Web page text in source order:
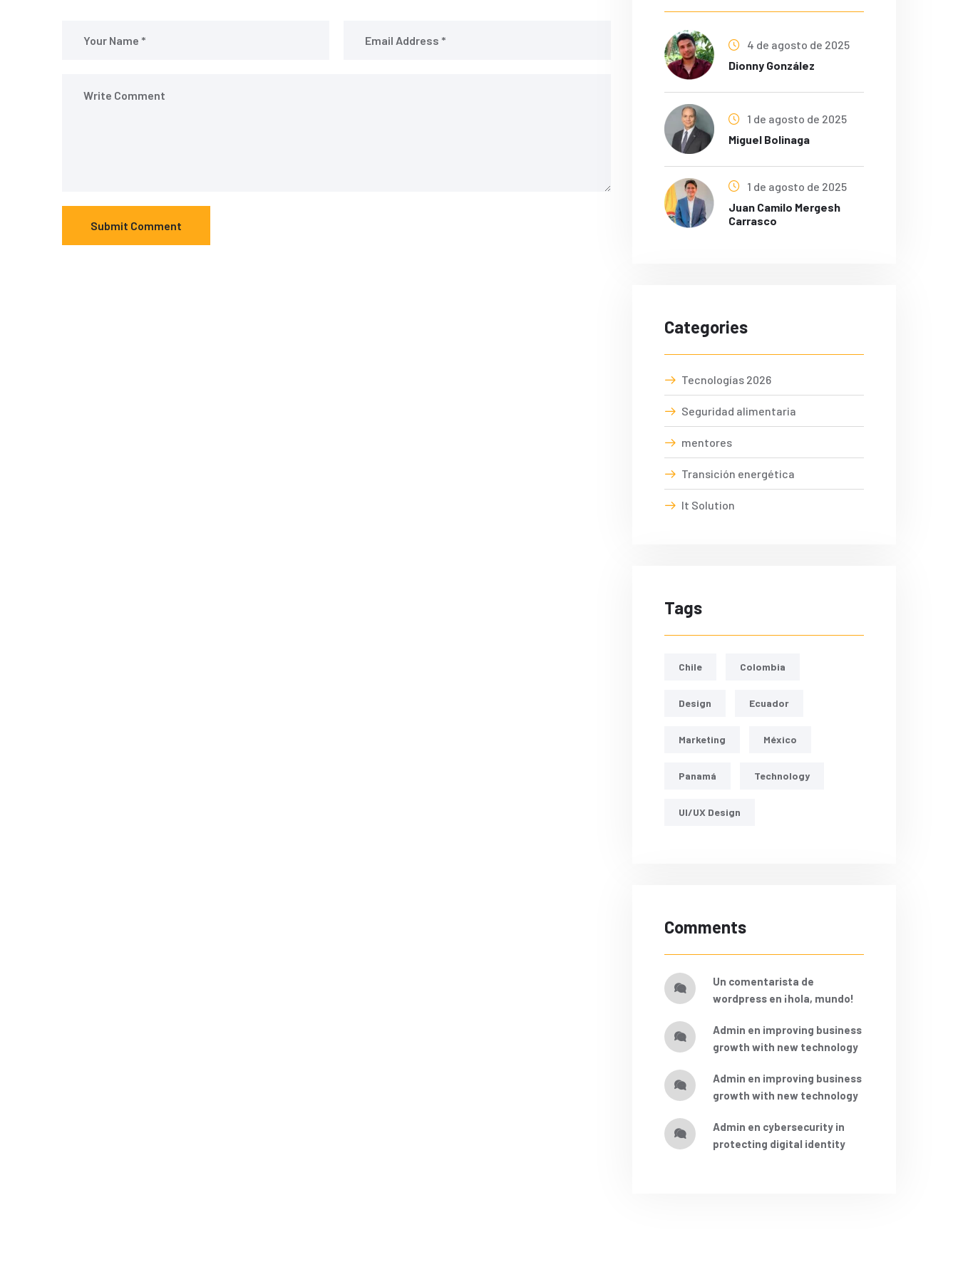
Submit Comment
4 de agosto de 2025
Dionny González
1 de agosto de 2025
Miguel Bolinaga
1 de agosto de 2025
Juan Camilo Mergesh
Carrasco
Categories
Tecnologías 2026
Seguridad alimentaria
mentores
Transición energética
It Solution
Tags
Chile Colombia
Design Ecuador
Marketing México
Panamá Technology
UI/UX Design
Comments
un comentarista de
wordpress en ¡hola, mundo!
admin en improving business
growth with new technology
admin en improving business
growth with new technology
admin en cybersecurity in
protecting digital identity